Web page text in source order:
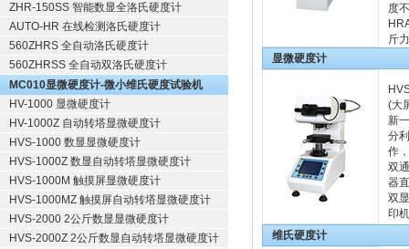
ZHR-150SS 智能数显全洛氏硬度计
AUTO-HR 在线检测洛氏硬度计
560ZHRS 全自动洛氏硬度计
560ZHRSS 全自动双洛氏硬度计
MC010显微硬度计-微小维氏硬度试验机
HV-1000 显微硬度计
HV-1000Z 自动转塔显微硬度计
HVS-1000 数显显微硬度计
HVS-1000Z 数显自动转塔显微硬度计
HVS-1000M 触摸屏显微硬度计
HVS-1000MZ 触摸屏自动转塔显微硬度计
HVS-2000 2公斤数显显微硬度计
HVS-2000Z 2公斤数显自动转塔显微硬度计
度
斤
显微硬度计
(大
新
分
作
双
器
双
印
维氏硬度计